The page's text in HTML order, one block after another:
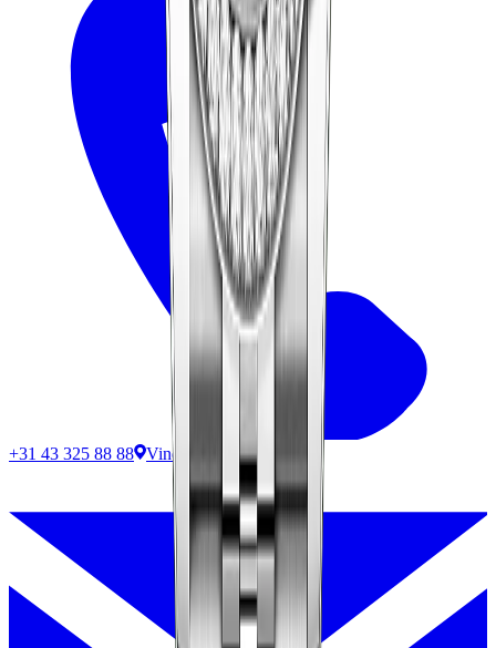
+31 43 325 88 88 Vind ons